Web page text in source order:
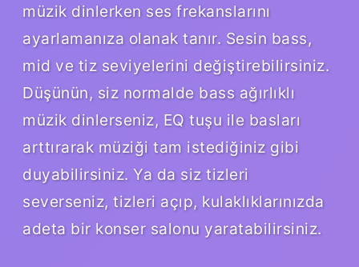
müzik dinlerken ses frekanslarını
ayarlamanıza olanak tanır. Sesin bass,
mid ve tiz seviyelerini değiştirebilirsiniz.
Düşünün, siz normalde bass ağırlıklı
müzik dinlerseniz, EQ tuşu ile basları
arttırarak müziği tam istediğiniz gibi
duyabilirsiniz. Ya da siz tizleri
severseniz, tizleri açıp, kulaklıklarınızda
adeta bir konser salonu yaratabilirsiniz.